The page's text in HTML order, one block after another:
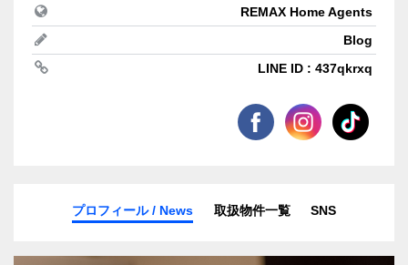
REMAX Home Agents
Blog
LINE ID : 437qkrxq
プロフィール / News 取扱物件一覧 SNS